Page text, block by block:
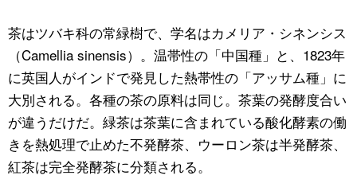
茶はツバキ科の常緑樹で、学名はカメリア・シネンシス
（Camellia sinensis）。温帯性の「中国種」と、1823年
に英国人がインドで発見した熱帯性の「アッサム種」に
大別される。各種の茶の原料は同じ。茶葉の発酵度合い
が違うだけだ。緑茶は茶葉に含まれている酸化酵素の働
きを熱処理で止めた不発酵茶、ウーロン茶は半発酵茶、
紅茶は完全発酵茶に分類される。